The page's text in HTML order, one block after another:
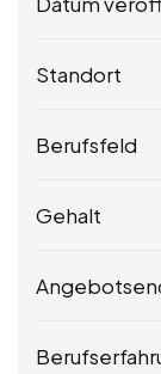
Standort
Berufsfeld
Gehalt